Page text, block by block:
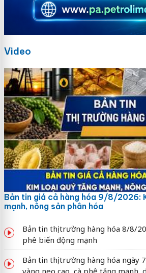
Video
Bản tin giá cả hàng hóa 9/8/2026:
mạnh, nông sản phân hóa
Bản tin thị trường hàng hóa 8/8/
phê biến động mạnh
Bản tin thị trường hàng hóa ngày
vàng neo cao, cà phê tăng mạnh,